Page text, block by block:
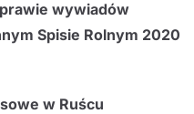
wywiadów
Spisie Rolnym 2020
w Ruścu